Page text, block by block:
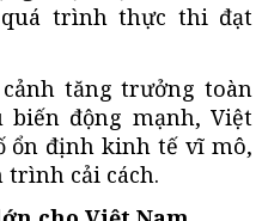
trình thực thi đạt
tăng trưởng toàn
biến động mạnh, Việt
ổn định kinh tế vĩ mô,
trình cải cách.